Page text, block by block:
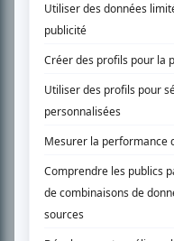
SUR LE RÉSEAU BIZZ MÉDIA
PLAN DU SITE
Accueil
Liste des oeuvres